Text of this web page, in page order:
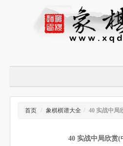
大师对局
首页 / 象棋棋谱大全 / 40 实战中局
40 实战中局欣赏(